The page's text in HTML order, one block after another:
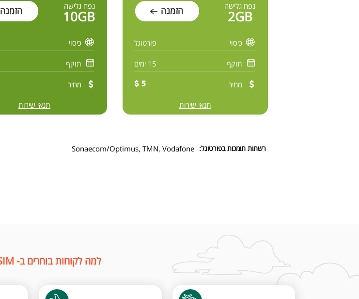
נפח גלישה
2GB הזמנה
כיסוי פורטוגל
תוקף 15 ימים
מחיר 5 $
תנאי שירות
נפח גלישה
10GB הזמנה
כיסוי
תוקף
מחיר
תנאי שירות
רשתות תומכות בפורטוגל: Sonaecom/Optimus, TMN, Vodafone
למה לקוחות בוחרים ב- Tuki eSIM?